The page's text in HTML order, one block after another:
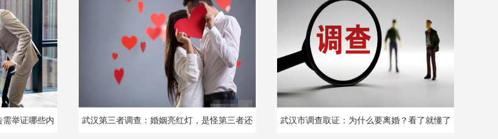
举证哪些内
武汉第三者调查：婚姻亮红灯，是怪第三者还
武汉市调查取证：为什么要离婚？看了就懂了